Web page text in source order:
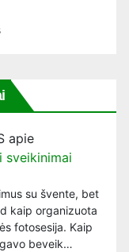
apie
sveikinimai
su švente, bet
kaip organizuota
fotosesija. Kaip
beveik…